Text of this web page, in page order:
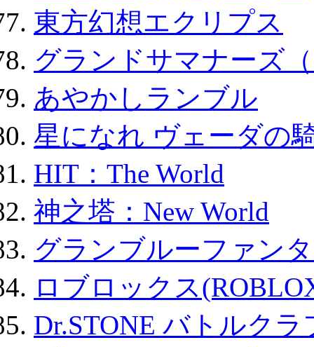
東方幻想エクリプス
グランドサマナーズ
あやかしランブル
星になれ ヴェーダの
HIT：The World
神之塔：New World
グランブルーファン
ロブロックス
Dr.STONE バトルク